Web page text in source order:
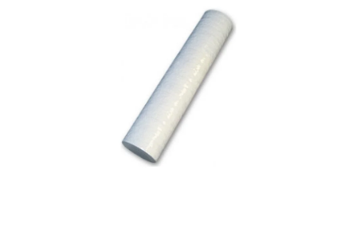
CHEMIE - BEZKONTAKTNÍ MYČKY
Jak nakupovat O nás
Podmínky ochrany osobních údajů
Samoobslužné platební terminály